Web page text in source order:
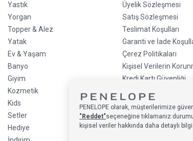
Yastık
Yorgan
Topper & Alez
Yatak
Ev & Yaşam
Banyo
Giyim
Kozmetik
Kids
Setler
Hediye
Üyelik Sözleşmesi
Satış Sözleşmesi
Teslimat Koşulları
Garanti ve İade
Çerez Politikaları
Kişisel Verilerin
Kredi Kartı Güvenliği
Sürdürülebilirlik
Kredi Kartı Taksit
Bilgilendirmesi
Ön Sipariş
PENELOPE olarak, müşterilerimize
"Reddet"seçeneğine tıklamanız
kişisel veriler hakkında daha detaylı